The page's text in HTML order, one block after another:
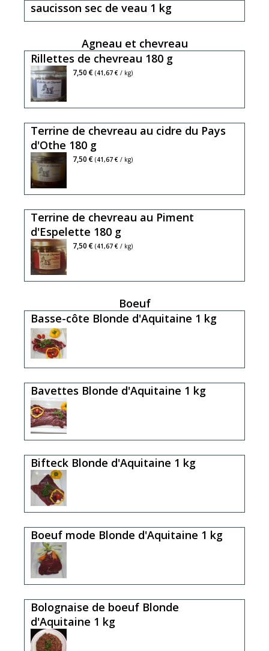
saucisson sec de veau 1 kg
Agneau et chevreau
Rillettes de chevreau 180 g
7,50 € (41,67 € / kg)
Terrine de chevreau au cidre du Pays
d'Othe 180 g
7,50 € (41,67 € / kg)
Terrine de chevreau au Piment
d'Espelette 180 g
7,50 € (41,67 € / kg)
Boeuf
Basse-côte Blonde d'Aquitaine 1 kg
Bavettes Blonde d'Aquitaine 1 kg
Bifteck Blonde d'Aquitaine 1 kg
Boeuf mode Blonde d'Aquitaine 1 kg
Bolognaise de boeuf Blonde
d'Aquitaine 1 kg